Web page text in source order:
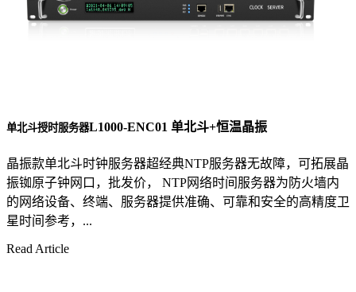
单北斗授时服务器L1000-ENC01 单北斗+恒温晶振
晶振款单北斗时钟服务器超经典NTP服务器无故障，可拓展晶
振铷原子钟网口，批发价， NTP网络时间服务器为防火墙内
的网络设备、终端、服务器提供准确、可靠和安全的高精度卫
星时间参考，...
Read Article